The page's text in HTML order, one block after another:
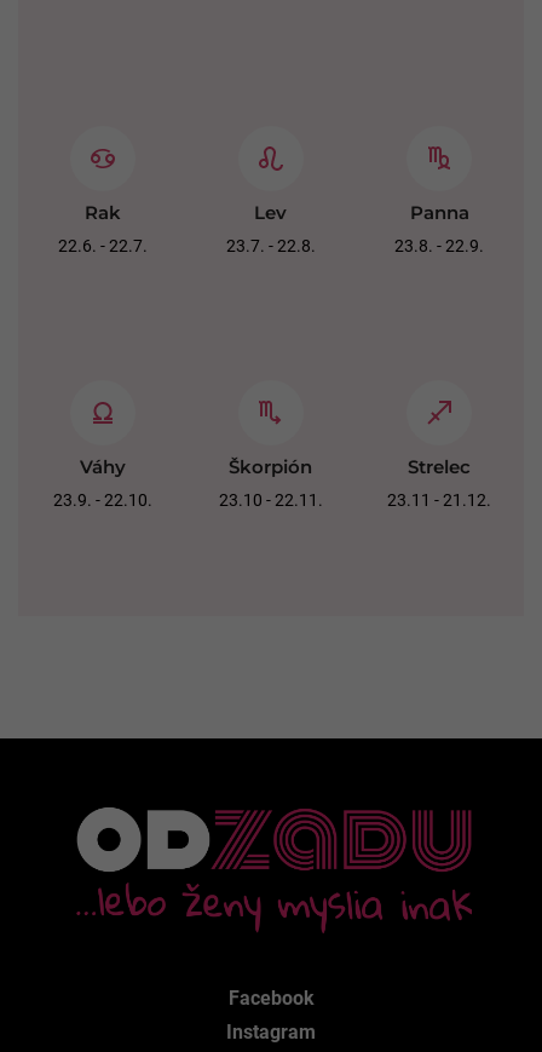
Rak
22.6. - 22.7.
Lev
23.7. - 22.8.
Panna
23.8. - 22.9.
Váhy
23.9. - 22.10.
Škorpión
23.10 - 22.11.
Strelec
23.11 - 21.12.
Facebook
Instagram